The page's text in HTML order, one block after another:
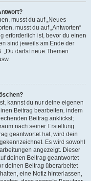
musst du auf „Neues
musst du auf „Antworten“
erforderlich ist, bevor du einen
sind jeweils am Ende der
„Du darfst neue Themen
kannst du nur deine eigenen
Beitrag bearbeiten, indem
Beitrag anklickst;
nach seiner Erstellung
geantwortet hat, wird dein
Es wird sowohl
angezeigt. Dieser
deinen Beitrag geantwortet
deinen Beitrag überarbeitet
eine Notiz hinterlassen,